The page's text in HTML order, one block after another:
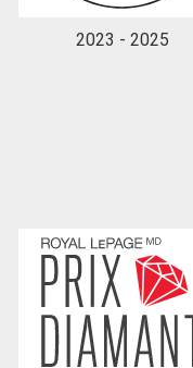
2023 - 2025